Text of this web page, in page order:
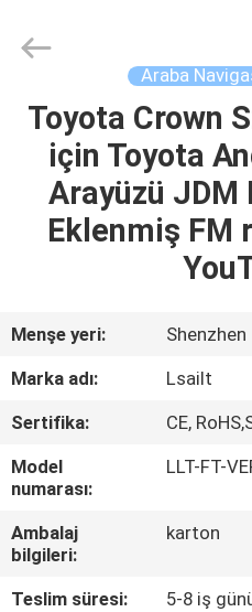
EV
ÜRÜN:%
HAKKIMIZDA
FABRIKA
TURU
KALITE
KONTROL
Electron
Co.,Ltd.
Reserved.
Araba
Toyota Crown
için Toyota
Arayüzü JDM
Eklenmiş FM
Menşe yeri:
Shenzhen
Marka adı:
Lsailt
Sertifika:
CE,
Model
numarası:
LLT-FT-
Ambalaj
bilgileri:
karton
Teslim süresi:
5-8 iş